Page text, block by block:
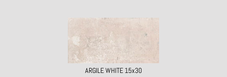
ARGILE WHITE 15x30